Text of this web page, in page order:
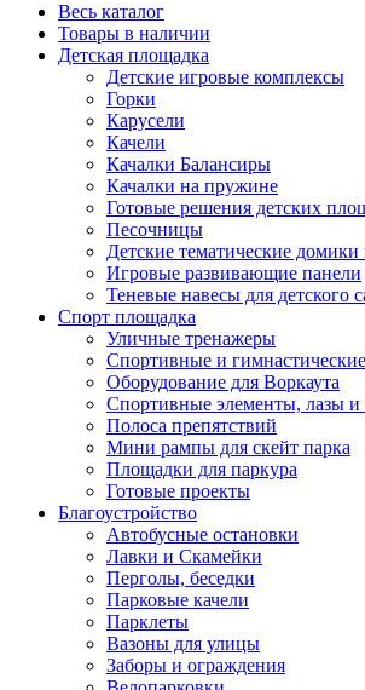
Весь каталог
Товары в наличии
Детская площадка
Детские игровые комплексы
Горки
Карусели
Качели
Качалки Балансиры
Качалки на пружине
Готовые решения детских
Песочницы
Детские тематические домики
Игровые развивающие панели
Теневые навесы для
Спорт площадка
Уличные тренажеры
Спортивные и
Оборудование для Воркаута
Спортивные элементы, лазы и
Полоса препятствий
Мини рампы для скейт парка
Площадки для паркура
Готовые проекты
Благоустройство
Автобусные остановки
Лавки и Скамейки
Перголы, беседки
Парковые качели
Парклеты
Вазоны для улицы
Заборы и ограждения